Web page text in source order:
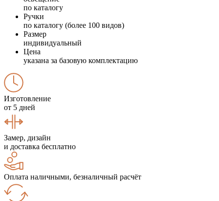
по каталогу
Ручки
по каталогу (более 100 видов)
Размер
индивидуальный
Цена
указана за базовую комплектацию
Изготовление
от 5 дней
Замер, дизайн
и доставка бесплатно
Оплата наличными, безналичный расчёт